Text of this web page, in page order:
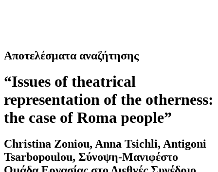
Αποτελέσματα αναζήτησης
“Issues of theatrical
representation of the otherness:
the case of Roma people”
Christina Zoniou, Anna Tsichli, Antigoni
Tsarbopoulou, Σύνοψη-Μανιφέστο